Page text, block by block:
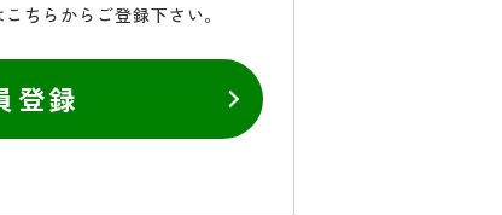
ちらからご登録下さい。
登録